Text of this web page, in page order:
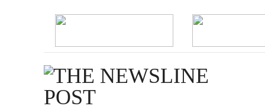
הודעות דובר צהל
בוחן הרמטכ"ל השלישי
במתכונת פתע באגף התקשוב